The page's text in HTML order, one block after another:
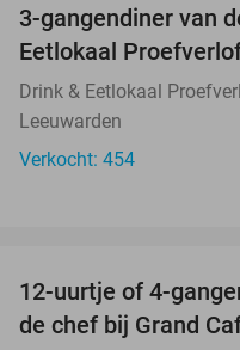
3-gangendiner van
Eetlokaal
Drink & Eetlokaal
Leeuwarden
Verkocht: 454
12-uurtje of 4-
de chef bij Grand